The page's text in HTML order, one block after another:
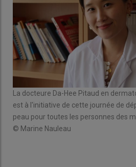
La docteure Da-Hee Pitaud en
est à l'initiative de cette journée de
peau pour toutes les personnes des
© Marine Nauleau